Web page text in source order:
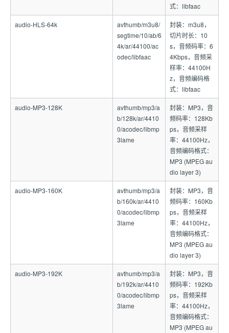
式：libfaac
audio-HLS-64k
avthumb/m3u8/
segtime/10/ab/6
4k/ar/44100/ac
odec/libfaac
封装：m3u8，
切片时长：10
s，音频码率：6
4Kbps，音频采
样率：44100H
z，音频编码格
式：libfaac
audio-MP3-128K
avthumb/mp3/a
b/128k/ar/4410
0/acodec/libmp
3lame
封装：MP3，音
频码率：128Kb
ps，音频采样
率：44100Hz，
音频编码格式：
MP3 (MPEG au
dio layer 3)
audio-MP3-160K
avthumb/mp3/a
b/160k/ar/4410
0/acodec/libmp
3lame
封装：MP3，音
频码率：160Kb
ps，音频采样
率：44100Hz，
音频编码格式：
MP3 (MPEG au
dio layer 3)
audio-MP3-192K
avthumb/mp3/a
b/192k/ar/4410
0/acodec/libmp
3lame
封装：MP3，音
频码率：192Kb
ps，音频采样
率：44100Hz，
音频编码格式：
MP3 (MPEG au